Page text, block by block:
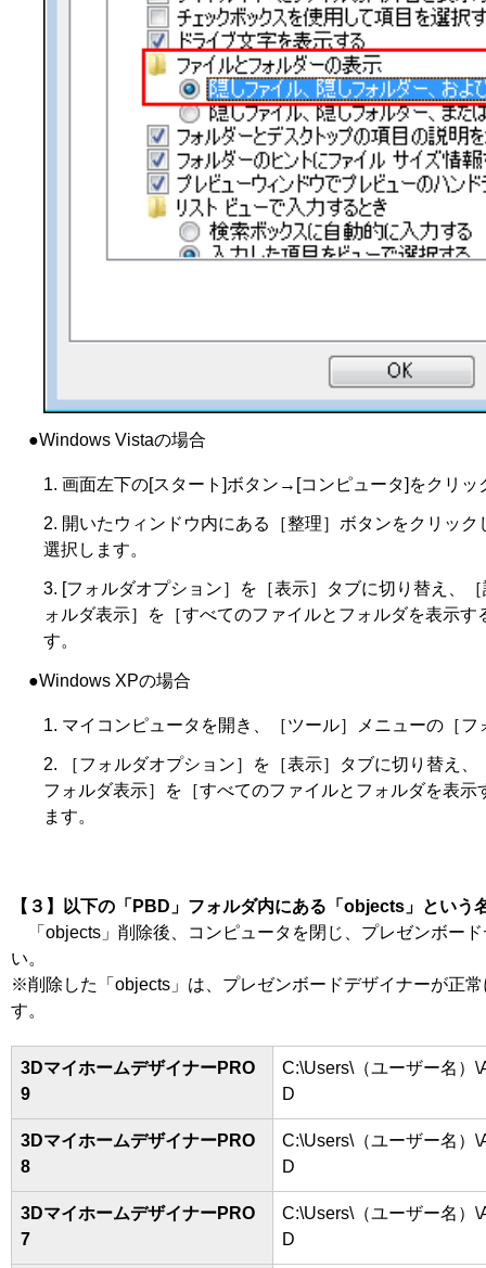
●Windows Vistaの場合
画面左下の[スタート]ボタン→[コンピュータ]をクリッ
開いたウィンドウ内にある［整理］ボタンをクリッ
選択します。
[フォルダオプション］を［表示］タブに切り替え、
ォルダ表示］を［すべてのファイルとフォルダを表示
す。
●Windows XPの場合
マイコンピュータを開き、［ツール］メニューの［
［フォルダオプション］を［表示］タブに切り替え
フォルダ表示］を［すべてのファイルとフォルダを表
ます。
【３】以下の「PBD」フォルダ内にある「objects」という
「objects」削除後、コンピュータを閉じ、プレゼンボー
い。
※削除した「objects」は、プレゼンボードデザイナーが正
す。
3DマイホームデザイナーPRO
9
C:\Users\（ユーザー名）
D
3DマイホームデザイナーPRO
8
C:\Users\（ユーザー名）
D
3DマイホームデザイナーPRO
7
C:\Users\（ユーザー名）
D